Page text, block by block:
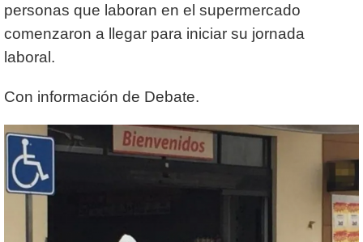
personas que laboran en el supermercado
comenzaron a llegar para iniciar su jornada
laboral.
Con información de Debate.